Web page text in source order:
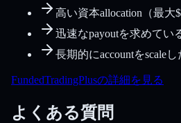
高い資本allocation（最大
迅速なpayoutを求めてい
長期的にaccountをscale
FundedTradingPlusの詳細を見る
よくある質問